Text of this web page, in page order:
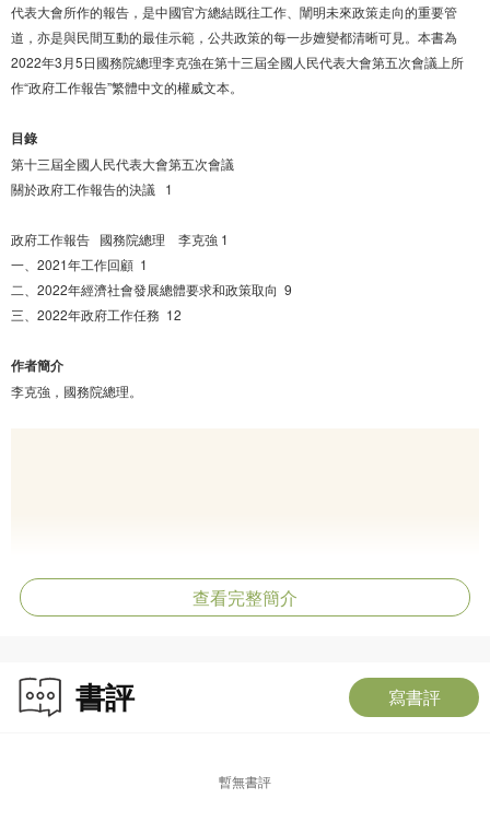
代表大會所作的報告，是中國官方總結既往工作、闡明未來政策走向的重要管
道，亦是與民間互動的最佳示範，公共政策的每一步嬗變都清晰可見。本書為
2022年3月5日國務院總理李克強在第十三屆全國人民代表大會第五次會議上所
作“政府工作報告”繁體中文的權威文本。
目錄
第十三屆全國人民代表大會第五次會議
關於政府工作報告的決議 1
政府工作報告 國務院總理 李克強 1
一、2021年工作回顧 1
二、2022年經濟社會發展總體要求和政策取向 9
三、2022年政府工作任務 12
作者簡介
李克強，國務院總理。
查看完整簡介
書評 寫書評
暫無書評